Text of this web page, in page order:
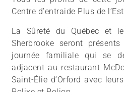
Centre d’entraide Plus de
La Sûreté du Québec et
Sherbrooke seront
journée familiale qui se
adjacent au restaurant
Saint-Élie d’Orford avec